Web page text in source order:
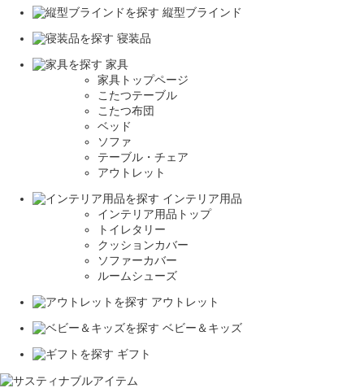
縦型ブラインド
寝装品
家具
家具トップページ
こたつテーブル
こたつ布団
ベッド
ソファ
テーブル・チェア
アウトレット
インテリア用品
インテリア用品トップ
トイレタリー
クッションカバー
ソファーカバー
ルームシューズ
アウトレット
ベビー＆キッズ
ギフト